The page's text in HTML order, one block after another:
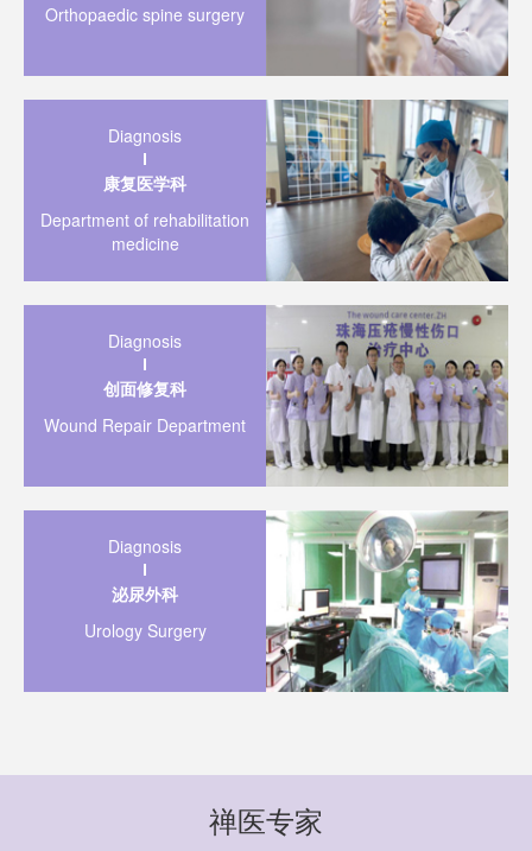
Orthopaedic spine surgery
Diagnosis
康复医学科
Department of rehabilitation
medicine
Diagnosis
创面修复科
Wound Repair Department
Diagnosis
泌尿外科
Urology Surgery
禅医专家